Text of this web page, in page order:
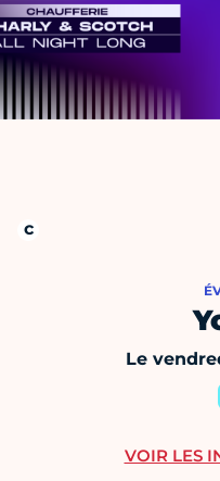
Le
VOIR LES